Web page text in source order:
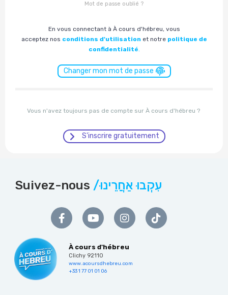
Mot de passe oublié ?
En vous connectant à À cours d'hébreu, vous
acceptez nos conditions d'utilisationet notre politique de
confidentialité.
Changer mon mot de passe
Vous n'avez toujours pas de compte sur À cours d'hébreu ?
S'inscrire gratuitement
Suivez-nous /עִקְבוּ אַחֲרֵינוּ
À cours d'hébreu
Clichy 92110
www.acoursdhebreu.com
+33 1 77 01 01 06